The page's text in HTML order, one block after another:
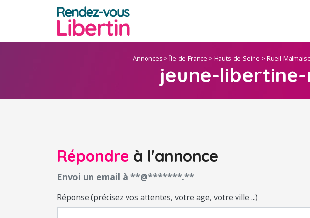
Annonces >Île-de-France > Hauts-de-Seine > Rueil-
jeune-
Répondre à l'annonce
Envoi un email à **@*******.**
Réponse (précisez vos attentes, votre age, votre ville ...)